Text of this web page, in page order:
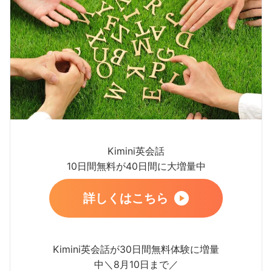
Kimini英会話
10日間無料が40日間に大増量中
詳しくはこちら
Kimini英会話が30日間無料体験に増量
中＼8月10日まで／